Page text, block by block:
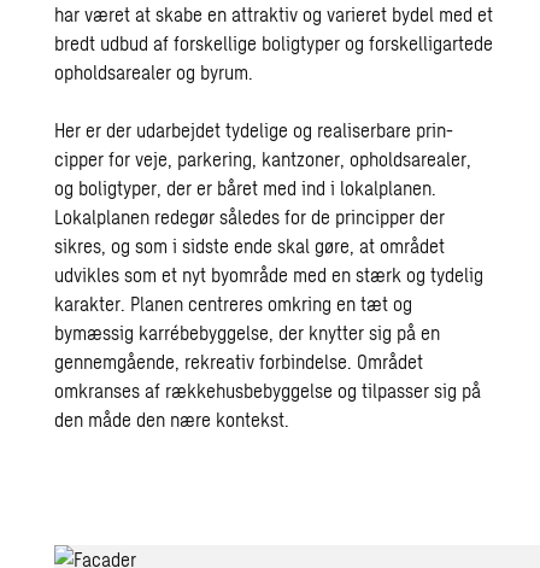
har været at skabe en attraktiv og varieret bydel med et
bredt ud­bud af forskellige boligtyper og forskelligartede
opholdsarealer og byrum.
Her er der udarbejdet tydelige og realiserbare prin­
cipper for veje, parkering, kantzoner, opholdsarealer,
og boligtyper, der er båret med ind i lokalplanen.
Lokalplanen re­degør således for de principper der
sikres, og som i sidste ende skal gøre, at området
udvikles som et nyt byområde med en stærk og tydelig
karakter. Planen centreres omkring en tæt og
bymæssig karrébebyggelse, der knytter sig på en
gennemgående, rekreativ forbindelse. Området
omkranses af rækkehusbebyggelse og tilpasser sig på
den måde den nære kontekst.